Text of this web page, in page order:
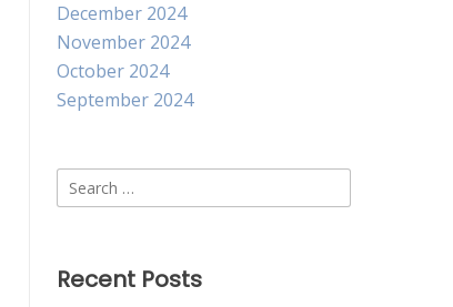
December 2024
November 2024
October 2024
September 2024
Search
for:
Recent Posts